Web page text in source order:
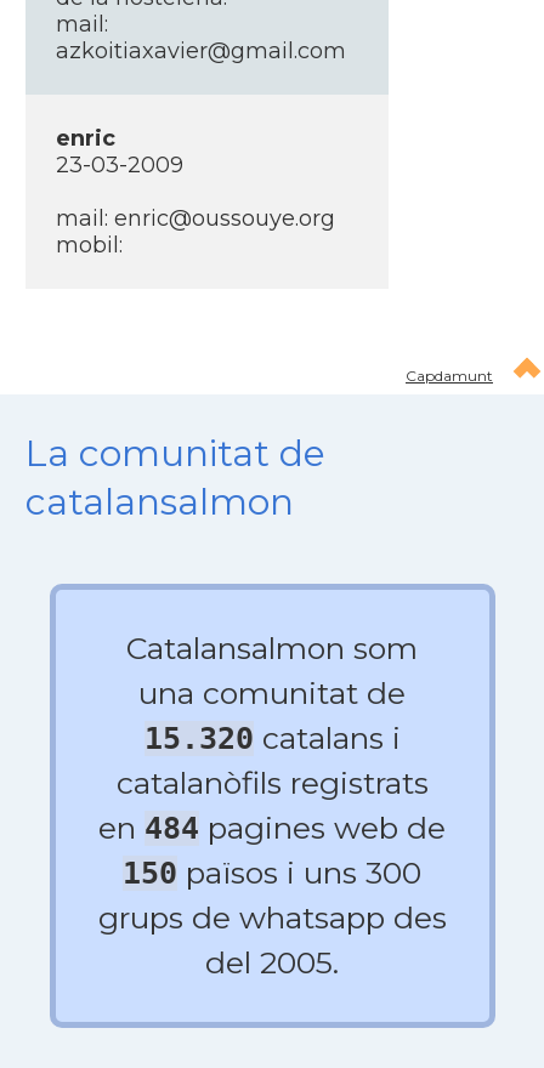
mail:
azkoitiaxavier@gmail.com
enric
23-03-2009
mail: enric@oussouye.org
mobil:
Capdamunt
La comunitat de
catalansalmon
Catalansalmon som
una comunitat de
15.320 catalans i
catalanòfils registrats
en 484 pagines web de
150 països i uns 300
grups de whatsapp des
del 2005.